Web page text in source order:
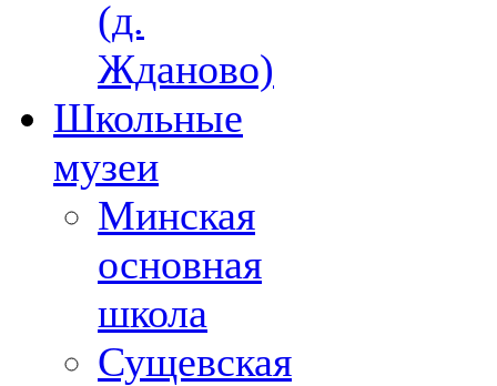
(д.
Жданово)
Школьные
музеи
Минская
основная
школа
Сущевская